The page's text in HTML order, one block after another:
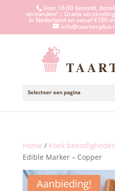
Voor 16:00 besteld,
verzonden! | Gratis
in Nederland en vanaf €100
Selecteer een pagina
Home / Koek benodigheden
Edible Marker – Copper
Aanbieding!